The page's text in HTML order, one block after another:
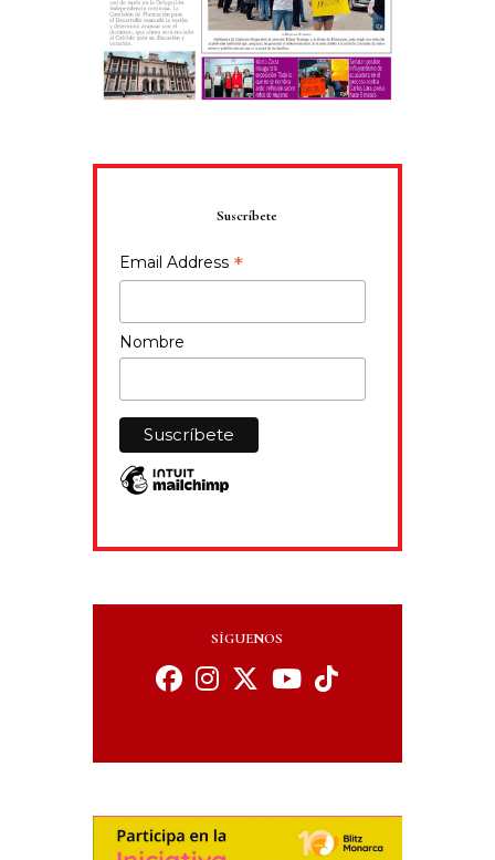
Suscríbete
Email Address *
Nombre
SÍGUENOS